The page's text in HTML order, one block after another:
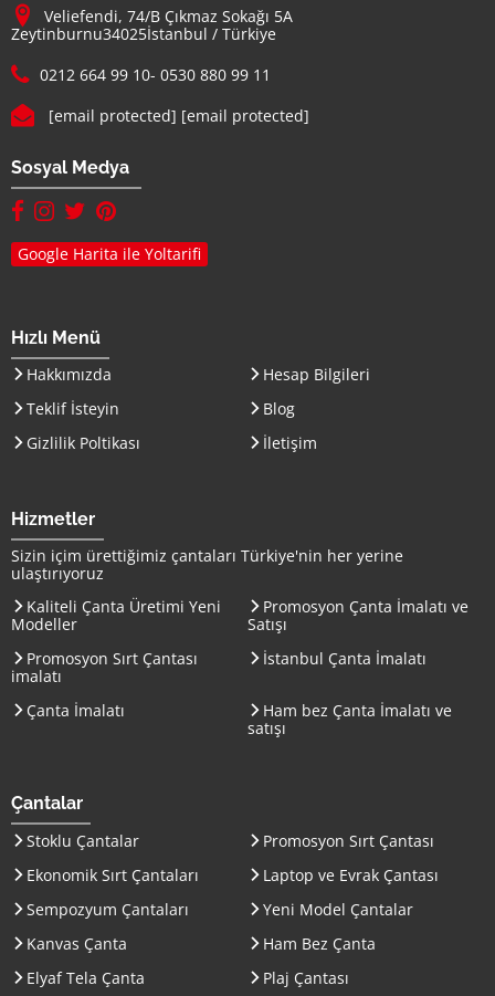
Adresimiz :
Veliefendi, 74/B Çıkmaz Sokağı 5A
Zeytinburnu34025İstanbul / Türkiye
Telefon :
0212 664 99 10- 0530 880 99 11
E-mail :
[email protected] [email protected]
Sosyal Medya
facebook hesabımız(yeni sayfada açılır)
instagram hesabımız(yeni sayfada açılır)
twitter hesabımız(yeni sayfada açılır)
pinterest hesabımız (yeni sayfada açılır)
Google Harita ile Yoltarifi
Hızlı Menü
Hakkımızda
Hesap Bilgileri
Teklif İsteyin
Blog
Gizlilik Poltikası
İletişim
Hizmetler
Sizin içim ürettiğimiz çantaları Türkiye'nin her yerine
ulaştırıyoruz
Kaliteli Çanta Üretimi Yeni
Modeller
Promosyon Çanta İmalatı ve
Satışı
Promosyon Sırt Çantası
imalatı
İstanbul Çanta İmalatı
Çanta İmalatı
Ham bez Çanta İmalatı ve
satışı
Çantalar
Stoklu Çantalar
Promosyon Sırt Çantası
Ekonomik Sırt Çantaları
Laptop ve Evrak Çantası
Sempozyum Çantaları
Yeni Model Çantalar
Kanvas Çanta
Ham Bez Çanta
Elyaf Tela Çanta
Plaj Çantası